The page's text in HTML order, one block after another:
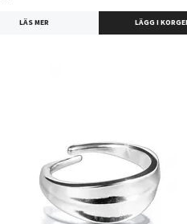
LÄS MER